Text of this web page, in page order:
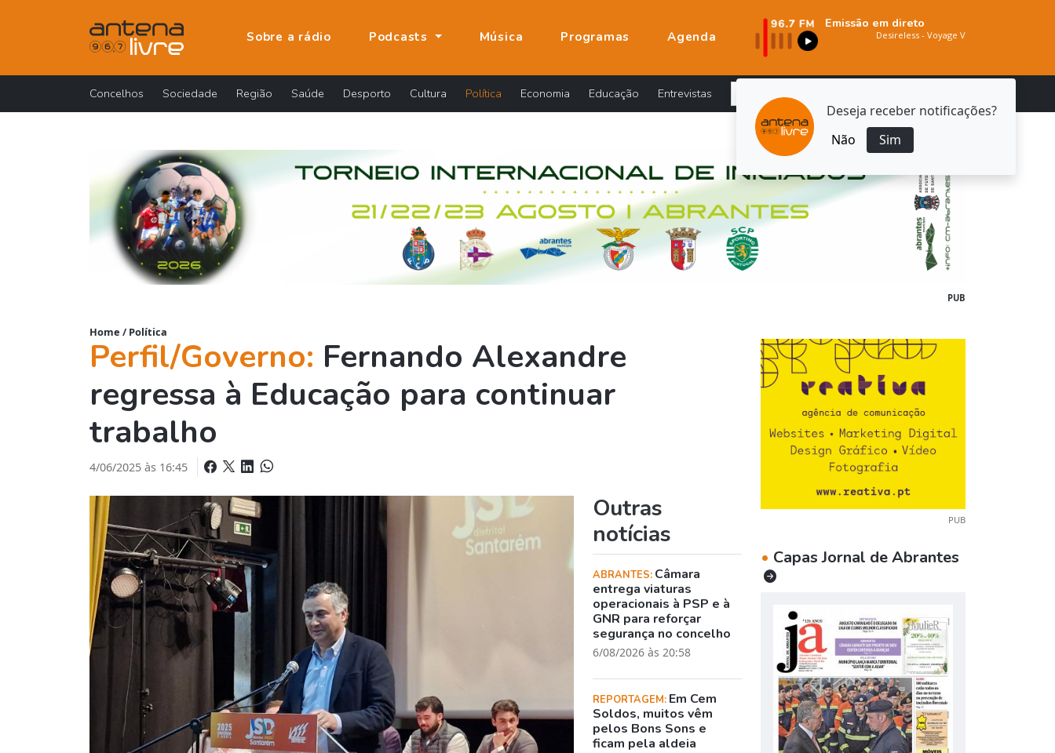
Deseja receber notificações?
Não
Sim
Sobre a rádio Podcasts Música Programas Agenda
Emissão em direto
Concelhos Sociedade Região Saúde Desporto Cultura Política Economia Educação Entrevistas
PUB
Home / Política
Perfil/Governo: Fernando Alexandre
regressa à Educação para continuar
trabalho
4/06/2025 às 16:45
Outras
notícias
ABRANTES: Câmara
entrega viaturas
operacionais à PSP e à
GNR para reforçar
segurança no concelho
6/08/2026 às 20:58
REPORTAGEM: Em Cem
Soldos, muitos vêm
pelos Bons Sons e
ficam pela aldeia
PUB
• Capas Jornal de Abrantes